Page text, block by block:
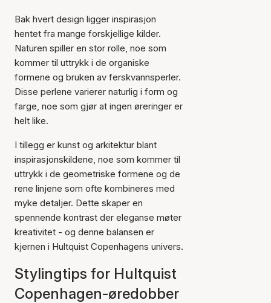
Bak hvert design ligger inspirasjon
hentet fra mange forskjellige kilder.
Naturen spiller en stor rolle, noe som
kommer til uttrykk i de organiske
formene og bruken av ferskvannsperler.
Disse perlene varierer naturlig i form og
farge, noe som gjør at ingen øreringer er
helt like.
I tillegg er kunst og arkitektur blant
inspirasjonskildene, noe som kommer til
uttrykk i de geometriske formene og de
rene linjene som ofte kombineres med
myke detaljer. Dette skaper en
spennende kontrast der eleganse møter
kreativitet - og denne balansen er
kjernen i Hultquist Copenhagens univers.
Stylingtips for Hultquist
Copenhagen-øredobber